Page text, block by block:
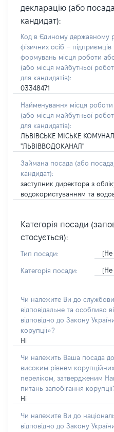
декларацію (або
кандидат):
Код в Єдиному державному
фізичних осіб –
формувань місця роботи
(або місця майбутньої
для кандидатів):
03348471
Найменування місця
(або місця майбутньої
для кандидатів):
ЛЬВІВСЬКЕ МІСЬКЕ
"ЛЬВІВВОДОКАНАЛ"
Займана посада (або
кандидат):
заступник директора з
водокористуванням та
Категорія посади
стосується):
Тип посади: [Не
Категорія посади: [Не
Чи належите Ви до
відповідальне та особливо
відповідно до Закону
корупції»?
Ні
Чи належить Ваша посада
високим рівнем корупційних
переліком, затвердженим
питань запобігання
Ні
Чи належите Ви до
відповідно до Закону